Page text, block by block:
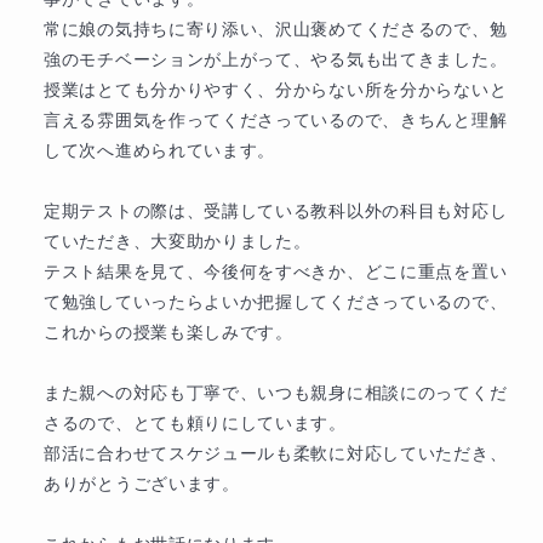
・学校をお休みしていたなどの期間があり学習範囲の
抜けがある
・診断はついていないが読む・書く・聞くのいずれか
に苦手がある
・集団の授業は合わないと感じ、個別にゆっくり進め
たい
一人ひとりのペースや特性を大切にしながら、「でき
た！」という喜びを積み重ね、自信を育てる指導を大
切にしています。不登校の経験があっても、発達特性
ぶことができる居場所づくりを心がけています。
お子さんの気持ちを尊重し、前向きに学ぶ姿勢を育て
たいご家庭にぴったりです。
寧に共有してくださり、本当にありがとうご
ざいます！
書くことへの負担についても、お子さまに合
った形を一緒に見つけながら、安心して学び
続けられるようサポートしてまいります。
ながら、引き続き伴走していけたら嬉しいで
す！
今後ともよろしくお願いいたします。
常に娘の気持ちに寄り添い、沢山褒めてくださるので、勉
強のモチベーションが上がって、やる気も出てきました。
授業はとても分かりやすく、分からない所を分からないと
言える雰囲気を作ってくださっているので、きちんと理解
して次へ進められています。
定期テストの際は、受講している教科以外の科目も対応し
ていただき、大変助かりました。
テスト結果を見て、今後何をすべきか、どこに重点を置い
て勉強していったらよいか把握してくださっているので、
これからの授業も楽しみです。
また親への対応も丁寧で、いつも親身に相談にのってくだ
さるので、とても頼りにしています。
部活に合わせてスケジュールも柔軟に対応していただき、
ありがとうございます。